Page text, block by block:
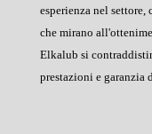
esperienza nel
che mirano
Elkalub si
prestazioni e garanzia